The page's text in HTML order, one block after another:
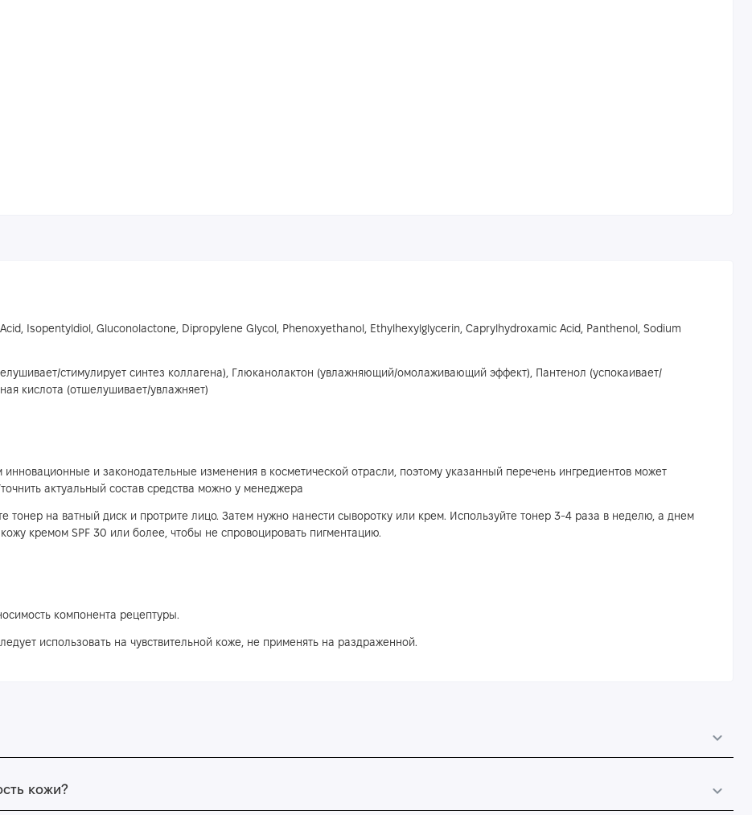
Isopentyldiol, Gluconolactone, Dipropylene Glycol, Phenoxyethanol, Ethylhexylglycerin, Caprylhydroxamic Acid, Panthenol, Sodium
стимулирует синтез коллагена), Глюканолактон (увлажняющий/омолаживающий эффект), Пантенол (успокаивает/
кислота (отшелушивает/увлажняет)
и законодательные изменения в косметической отрасли, поэтому указанный перечень ингредиентов может
актуальный состав средства можно у менеджера
тонер на ватный диск и протрите лицо. Затем нужно нанести сыворотку или крем. Используйте тонер 3-4 раза в неделю, а днем
кремом SPF 30 или более, чтобы не спровоцировать пигментацию.
компонента рецептуры.
использовать на чувствительной коже, не применять на раздраженной.
кожи?